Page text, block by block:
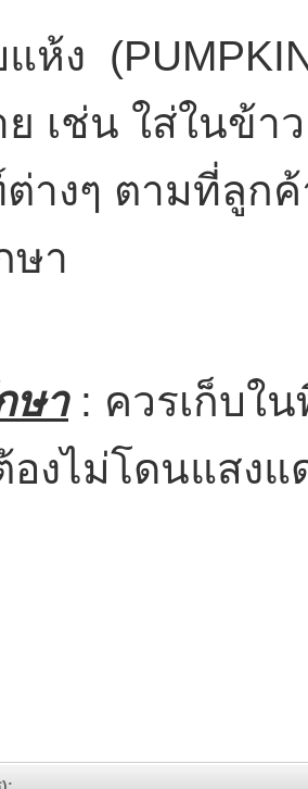
ห้ง
เช่น ใส่ในข้า
งๆ ตามที่ลูกค้
ษา
ษา : ควรเก็บใ
องไม่โดนแสง